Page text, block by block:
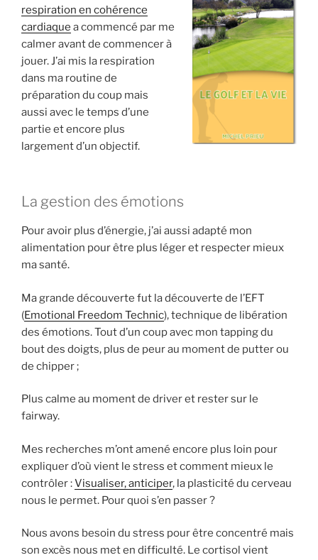
respiration en cohérence
cardiaque a commencé par me
calmer avant de commencer à
jouer. J’ai mis la respiration
dans ma routine de
préparation du coup mais
aussi avec le temps d’une
partie et encore plus
largement d’un objectif.
La gestion des émotions
Pour avoir plus d’énergie, j’ai aussi adapté mon
alimentation pour être plus léger et respecter mieux
ma santé.
Ma grande découverte fut la découverte de l’EFT
(Emotional Freedom Technic), technique de libération
des émotions. Tout d’un coup avec mon tapping du
bout des doigts, plus de peur au moment de putter ou
de chipper ;
Plus calme au moment de driver et rester sur le
fairway.
Mes recherches m’ont amené encore plus loin pour
expliquer d’où vient le stress et comment mieux le
contrôler :Visualiser, anticiper, la plasticité du cerveau
nous le permet. Pour quoi s’en passer ?
Nous avons besoin du stress pour être concentré mais
son excès nous met en difficulté. Le cortisol vient